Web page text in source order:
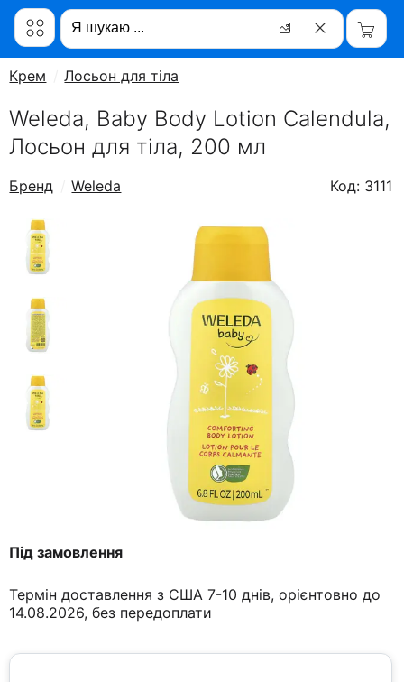
Крем Лосьон для тіла
Weleda, Baby Body Lotion Calendula,
Лосьон для тіла, 200 мл
Бренд Weleda Код: 3111
Під замовлення
Термін доставлення з США 7-10 днів, орієнтовно до
14.08.2026, без передоплати